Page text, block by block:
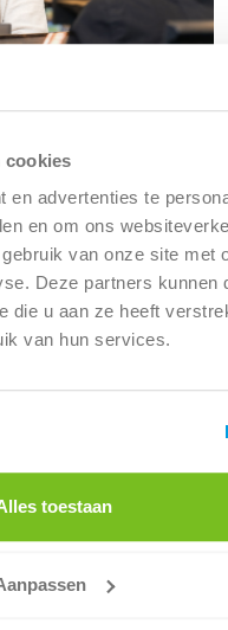
cookies
en advertenties te
en om ons
van onze site met
Deze partners kunnen
die u aan ze heeft
van hun services.
toestaan